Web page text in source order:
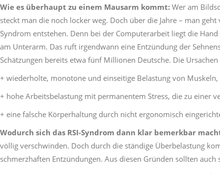
Wie es überhaupt zu einem Mausarm kommt: Wer am
steckt man die noch locker weg. Doch über die Jahre – man
Syndrom entstehen. Denn bei der Computerarbeit liegt die
am Unterarm. Das ruft irgendwann eine Entzündung der
Schätzungen bereits etwa fünf Millionen Deutsche. Die
+ wiederholte, monotone und einseitige Belastung von
+ hohe Arbeitsbelastung mit permanentem Stress, die zu einer
+ eine falsche Körperhaltung durch nicht ergonomisch
Wodurch sich das RSI-Syndrom dann klar bemerkbar
völlig verschwinden. Doch durch die ständige Überbelastung
schmerzhaften Entzündungen. Aus diesen Gründen sollten